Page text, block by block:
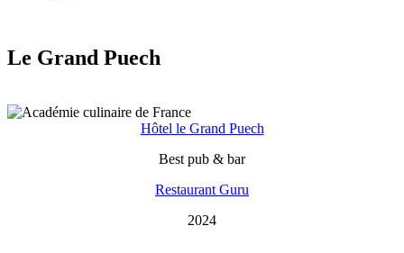
Le Grand Puech
Hôtel le Grand Puech
Best pub & bar
Restaurant Guru
2024